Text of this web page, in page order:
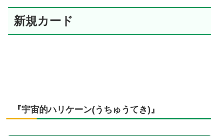
新規カード
『宇宙的ハリケーン(うちゅうてき)』